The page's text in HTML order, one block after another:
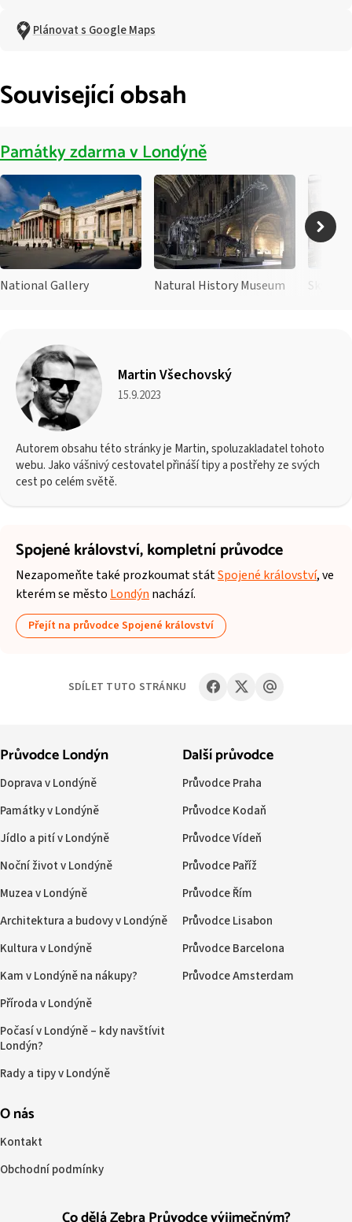
Plánovat s Google Maps
Související obsah
Památky zdarma v Londýně
National Gallery Natural History Museum Sky
Martin Všechovský
15.9.2023
Autorem obsahu této stránky je Martin, spoluzakladatel tohoto
webu. Jako vášnivý cestovatel přináší tipy a postřehy ze svých
cest po celém světě.
Spojené království,kompletní průvodce
Nezapomeňte také prozkoumat státSpojené království, ve
kterém se město Londýn nachází.
Přejít na průvodce Spojené království
SDÍLET TUTO STRÁNKU
Průvodce Londýn
Doprava v Londýně
Památky v Londýně
Jídlo a pití v Londýně
Noční život v Londýně
Muzea v Londýně
Architektura a budovy v Londýně
Kultura v Londýně
Kam v Londýně na nákupy?
Příroda v Londýně
Počasí v Londýně – kdy navštívit
Londýn?
Rady a tipy v Londýně
Další průvodce
Průvodce Praha
Průvodce Kodaň
Průvodce Vídeň
Průvodce Paříž
Průvodce Řím
Průvodce Lisabon
Průvodce Barcelona
Průvodce Amsterdam
O nás
Kontakt
Obchodní podmínky